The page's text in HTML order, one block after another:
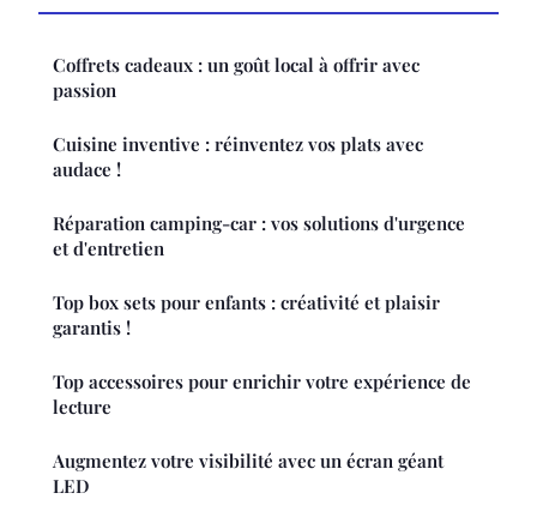
Coffrets cadeaux : un goût local à offrir avec
passion
Cuisine inventive : réinventez vos plats avec
audace !
Réparation camping-car : vos solutions d'urgence
et d'entretien
Top box sets pour enfants : créativité et plaisir
garantis !
Top accessoires pour enrichir votre expérience de
lecture
Augmentez votre visibilité avec un écran géant
LED